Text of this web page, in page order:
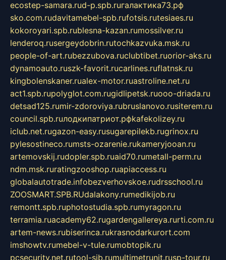
ecostep-samara.rud-p.spb.ruгалактика73.рф
sko.com.rudavitamebel-spb.rufotsis.rutesiaes.ru
kokoroyari.spb.rublesna-kazan.rumossilver.ru
lenderoq.rusergeydobrin.rutochkazvuka.msk.ru
people-of-art.rubezzubova.ruclubtibet.ruorior-aks.ru
dynamoauto.ruszk-favorit.rucarlines.ruflatnsk.ru
kingbolenskaner.rualex-motor.ruastroline.net.ru
act1.spb.rupolyglot.com.rugidlipetsk.ruooo-driada.ru
detsad125.rumir-zdoroviya.rubruslanovo.rusiterem.ru
council.spb.ruлодкипатриот.рфkafekolizey.ru
iclub.net.rugazon-easy.rusugarepilekb.rugrinox.ru
pylesostineco.rumsts-ozarenie.rukameryjooan.ru
artemovskij.rudopler.spb.ruaid70.rumetall-perm.ru
ndm.msk.ruratingzooshop.ruapiaccess.ru
globalautotrade.infobezverhovskoe.rudrsschool.ru
ZOOSMART.SPB.RUdalakony.rumedikijob.ru
remontt.spb.ruphotostudia.spb.rumyragon.ru
terramia.ruacademy62.rugardengallereya.rurti.com.ru
artem-news.rubiserinca.rukrasnodarkurort.com
imshowtv.rumebel-v-tule.rumobtopik.ru
pcsecurity.net.rutool-sib.rumultimetrunit.rusp-tour.ru